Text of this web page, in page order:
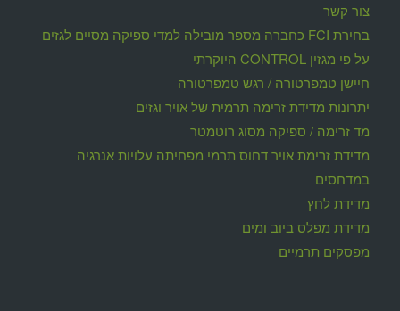
צור קשר
בחירת FCI כחברה מספר מובילה למדי ספיקה מסיים לגזים
על פי מגזין CONTROL היוקרתי
חיישן טמפרטורה / רגש טמפרטורה
יתרונות מדידת זרימה תרמית של אויר וגזים
מד זרימה / ספיקה מסוג רוטמטר
מדידת זרימת אויר דחוס תרמי מפחיתה עלויות אנרגיה
במדחסים
מדידת לחץ
מדידת מפלס ביוב ומים
מפסקים תרמיים